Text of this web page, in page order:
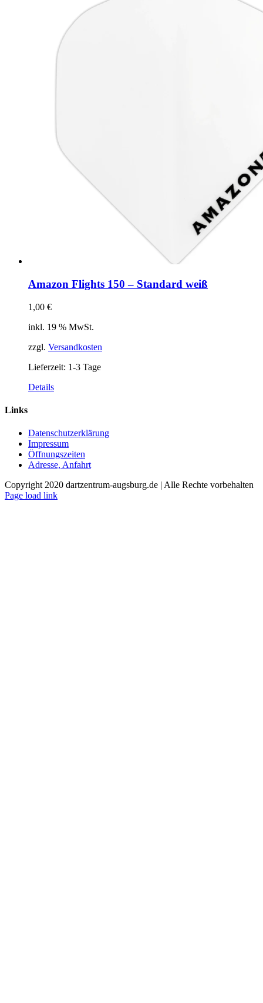
Amazon Flights 150 – Standard weiß
1,00 €
inkl. 19 % MwSt.
zzgl. Versandkosten
Lieferzeit: 1-3 Tage
Details
Links
Datenschutzerklärung
Impressum
Öffnungszeiten
Adresse, Anfahrt
Copyright 2020 dartzentrum-augsburg.de | Alle Rechte vorbehalten
Facebook
Instagram
YouTube
Page load link